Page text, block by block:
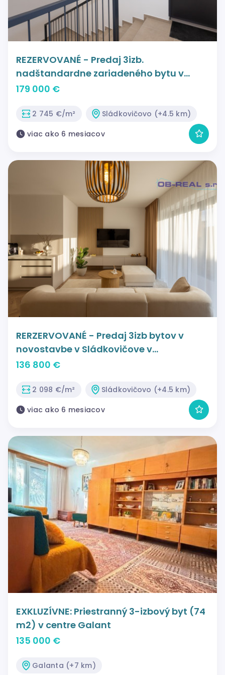
REZERVOVANÉ - Predaj 3izb.
nadštandardne zariadeného bytu v
novovybudovanej lokalite Oriešky -
179 000 €
2 745 €/m²
Sládkovičovo (+4.5 km)
viac ako 6 mesiacov
RERZERVOVANÉ - Predaj 3izb bytov v
novostavbe v Sládkovičove v
novovybudovanej lokalite Oriešky -
136 800 €
2 098 €/m²
Sládkovičovo (+4.5 km)
viac ako 6 mesiacov
EXKLUZÍVNE: Priestranný 3-izbový byt (74
m2) v centre Galant
135 000 €
Galanta (+7 km)